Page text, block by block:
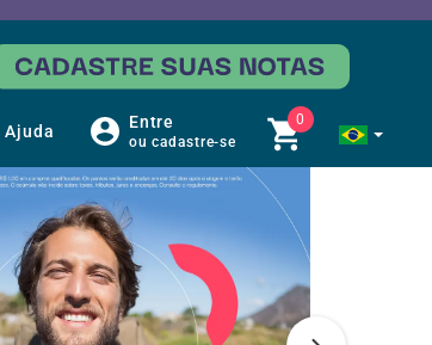
Ajuda Entre
ou cadastre-se
0